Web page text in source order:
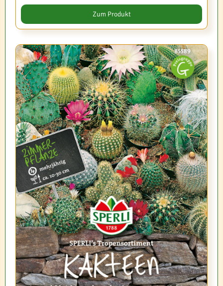
Zum Produkt